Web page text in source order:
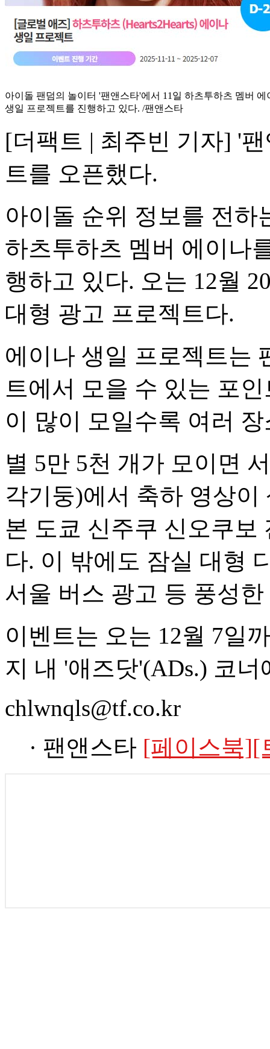
아이돌 팬덤의 놀이터 '팬앤스타'에서 11일 하츠투하츠 멤버 에
생일 프로젝트를 진행하고 있다. /팬앤스타
[더팩트 | 최주빈 기자] '
트를 오픈했다.
아이돌 순위 정보를 전하
하츠투하츠 멤버 에이나
행하고 있다. 오는 12월
대형 광고 프로젝트다.
에이나 생일 프로젝트는
트에서 모을 수 있는 포
이 많이 모일수록 여러
별 5만 5천 개가 모이면
각기둥)에서 축하 영상
본 도쿄 신주쿠 신오쿠보
다. 이 밖에도 잠실 대형
서울 버스 광고 등 풍성
이벤트는 오는 12월 7일
지 내 '애즈닷'(ADs.) 코
chlwnqls@tf.co.kr
· 팬앤스타 [페이스북][